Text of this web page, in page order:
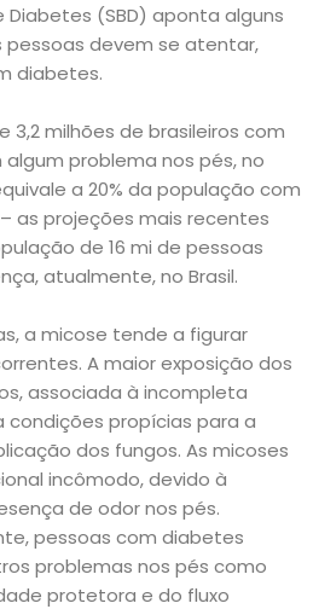
Diabetes (SBD) aponta alguns
devem se atentar,
diabetes.
3,2 milhões de brasileiros com
problema nos pés, no
a 20% da população com
as projeções mais recentes
de 16 mi de pessoas
atualmente, no Brasil.
a micose tende a figurar
A maior exposição dos
associada à incompleta
condições propícias para a
dos fungos. As micoses
incômodo, devido à
de odor nos pés.
pessoas com diabetes
problemas nos pés como
protetora e do fluxo